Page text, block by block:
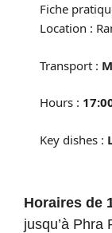
Fiche
Location :
Transport :
Hours :
Key dishes :
Horaires de
jusqu’à Phra